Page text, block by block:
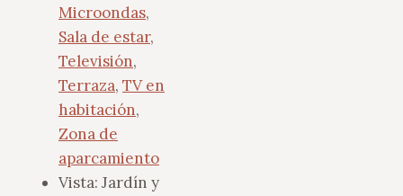
Microondas,
Sala de estar,
Televisión,
Terraza, TV en
habitación,
Zona de
aparcamiento
Vista: Jardín y